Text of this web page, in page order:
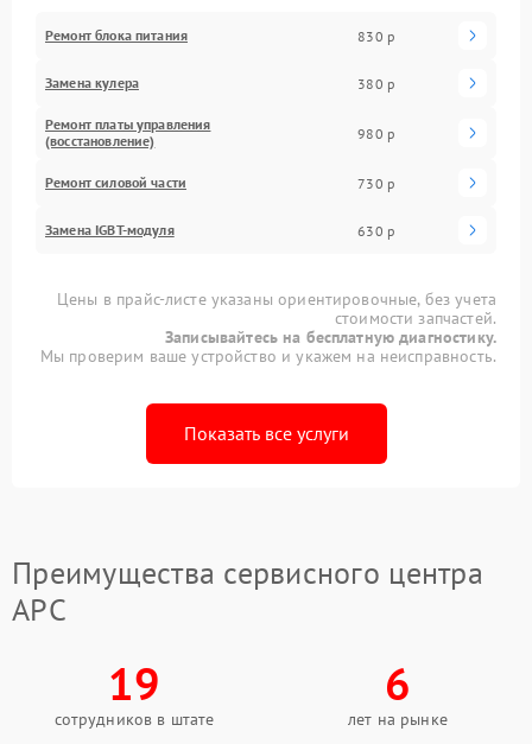
Ремонт блока питания 830 р
Замена кулера 380 р
Ремонт платы управления
(восстановление)
980 р
Ремонт силовой части 730 р
Замена IGBT-модуля 630 р
Цены в прайс-листе указаны ориентировочные, без учета
стоимости запчастей.
Записывайтесь на бесплатную диагностику.
Мы проверим ваше устройство и укажем на неисправность.
Показать все услуги
Преимущества сервисного центра
APC
19
сотрудников в штате
6
лет на рынке